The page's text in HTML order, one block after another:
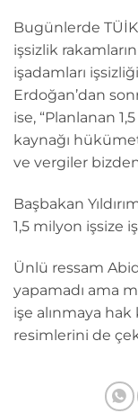
Bugünlerde
işsizlik
işadamları
Erdoğan’dan
ise, “Planlanan
kaynağı
ve vergiler
Başbakan
1,5 milyon işsize
Ünlü ressam
yapamadı ama
işe alınmaya
resimlerini de